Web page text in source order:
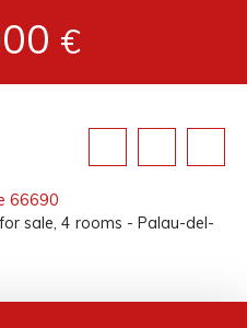
€
66690
sale, 4 rooms - Palau-del-